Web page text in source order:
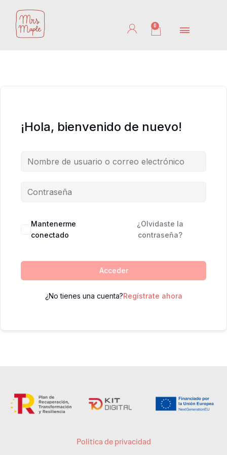
contenido
0
Cart
¡Hola, bienvenido de nuevo!
Mantenerme
conectado
¿Olvidaste la
contraseña?
Acceder
¿No tienes una cuenta?Regístrate ahora
Política de privacidad